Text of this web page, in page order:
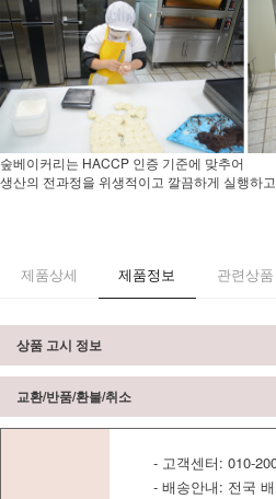
숲베이커리는 HACCP 인증 기준에 맞추어
생산의 전과정을 위생적이고 깔끔하게 실행하
제품상세 제품정보 관련상품
상품 고시 정보
교환/반품/환불/취소
- 고객센터: 010-
- 배송안내: 전국